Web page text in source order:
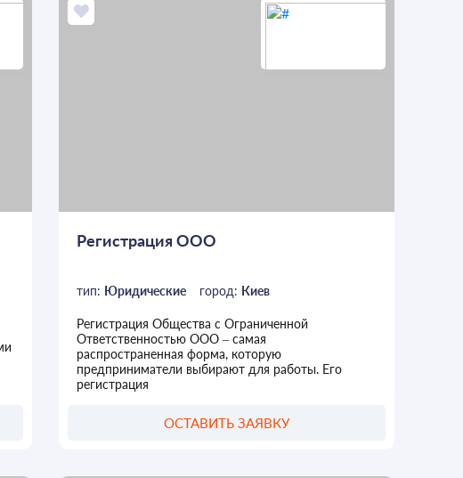
Регистрация ООО
тип: Юридические город: Киев
Регистрация Общества с Ограниченной
Ответственностью ООО – самая
распространенная форма, которую
предприниматели выбирают для работы. Его
регистрация
ОСТАВИТЬ ЗАЯВКУ